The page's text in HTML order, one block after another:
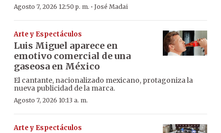
Agosto 7, 2026 12:50 p. m. · José Madai
Arte y Espectáculos
Luis Miguel aparece en
emotivo comercial de una
gaseosa en México
El cantante, nacionalizado mexicano, protagoniza la
nueva publicidad de la marca.
Agosto 7, 2026 10:13 a. m.
Arte y Espectáculos